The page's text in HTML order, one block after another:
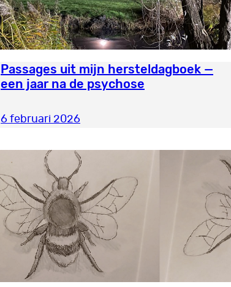
Passages uit mijn hersteldagboek —
een jaar na de psychose
6 februari 2026